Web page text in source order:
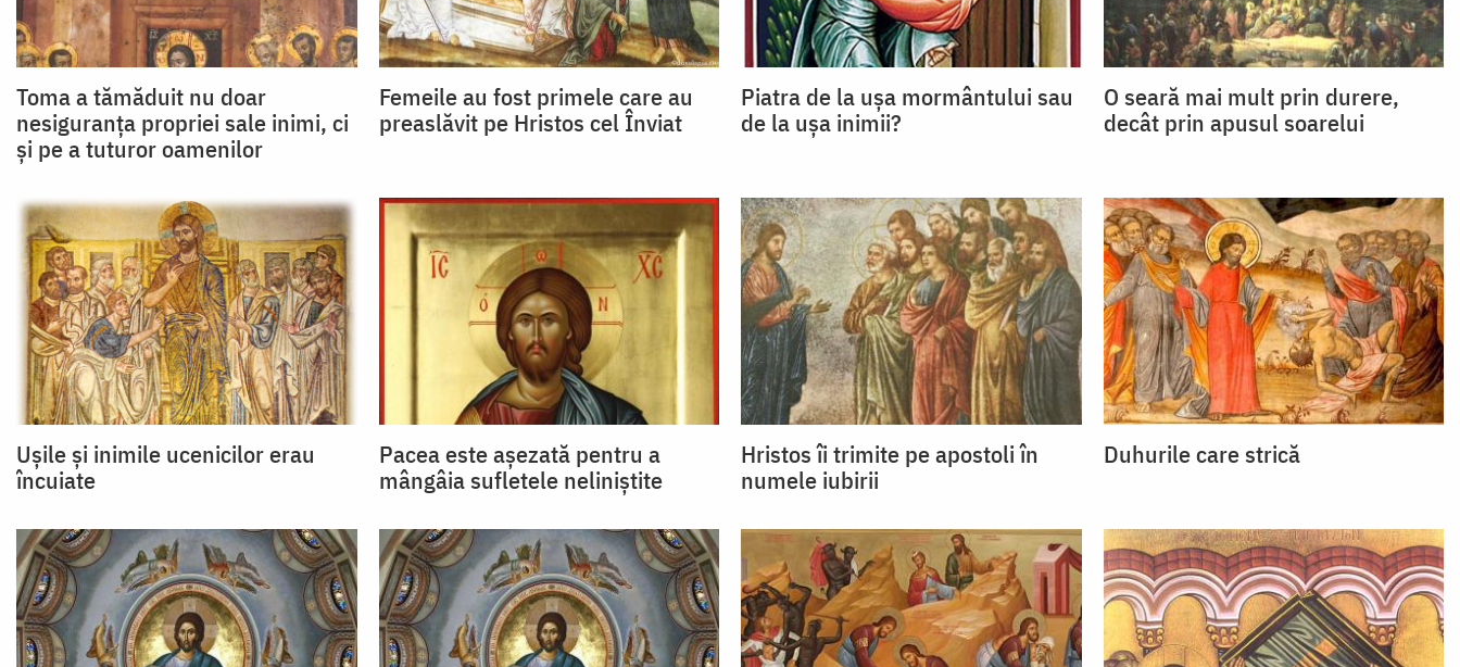
Toma a tămăduit nu doar
nesiguranța propriei sale inimi, ci
și pe a tuturor oamenilor
Femeile au fost primele care au
preaslăvit pe Hristos cel Înviat
Piatra de la ușa mormântului sau
de la ușa inimii?
O seară mai mult prin durere,
decât prin apusul soarelui
Uşile şi inimile ucenicilor erau
încuiate
Pacea este așezată pentru a
mângâia sufletele neliniştite
Hristos îi trimite pe apostoli în
numele iubirii
Duhurile care strică